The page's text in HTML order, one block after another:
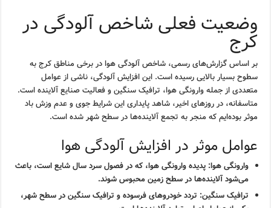
وضعیت فعلی شاخص آلودگی در
کرج
بر اساس گزارش‌های رسمی، شاخص آلودگی هوا در برخی مناطق کرج به
سطوح بسیار بالایی رسیده است. این افزایش آلودگی، ناشی از عوامل
متعددی از جمله وارونگی هوا، ترافیک سنگین و فعالیت صنایع آلاینده است.
متاسفانه، در روزهای اخیر، شاهد پایداری این شرایط جوی و عدم وزش باد
موثر بوده‌ایم که منجر به تجمع آلاینده‌ها در سطح شهر شده است.
عوامل موثر در افزایش آلودگی هوا
وارونگی هوا: پدیده وارونگی هوا، که در فصول سرد سال شایع است، باعث
می‌شود آلاینده‌ها در سطح زمین محبوس شوند.
ترافیک سنگین: تردد خودروهای فرسوده و ترافیک سنگین در سطح شهر،